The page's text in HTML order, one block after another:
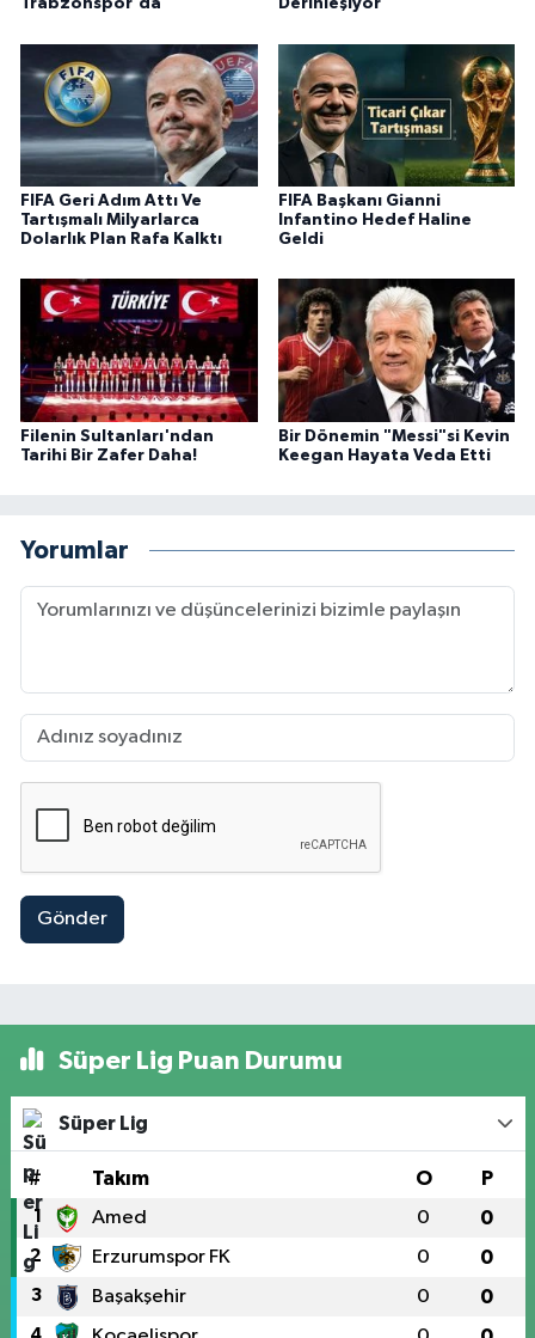
Trabzonspor'da Derinleşiyor
FIFA Geri Adım Attı Ve
Tartışmalı Milyarlarca
Dolarlık Plan Rafa Kalktı
FIFA Başkanı Gianni
Infantino Hedef Haline
Geldi
Filenin Sultanları'ndan
Tarihi Bir Zafer Daha!
Bir Dönemin "Messi"si Kevin
Keegan Hayata Veda Etti
Yorumlar
Gönder
Süper Lig Puan Durumu
Süper Lig
# Takım O P
1 Amed 0 0
2 Erzurumspor FK 0 0
3 Başakşehir 0 0